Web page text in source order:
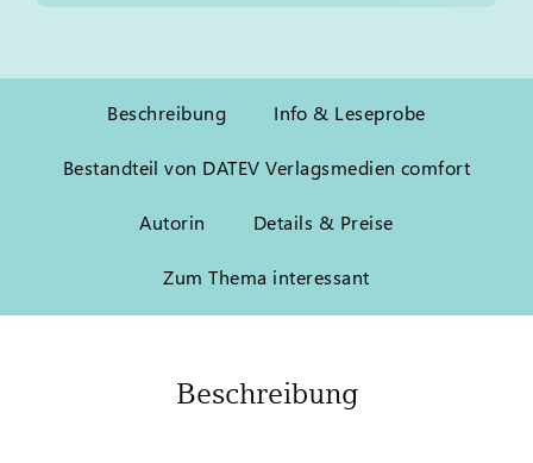
Beschreibung Info & Leseprobe
Bestandteil von DATEV Verlagsmedien comfort
Autorin Details & Preise
Zum Thema interessant
Beschreibung